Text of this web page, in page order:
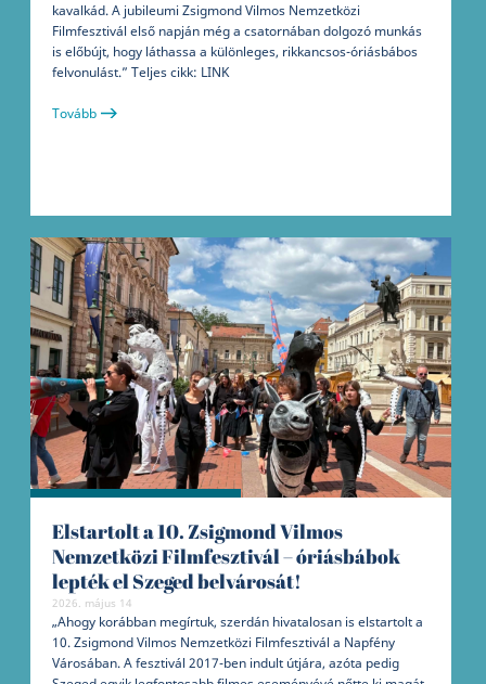
kavalkád. A jubileumi Zsigmond Vilmos Nemzetközi
Filmfesztivál első napján még a csatornában dolgozó munkás
is előbújt, hogy láthassa a különleges, rikkancsos-óriásbábos
felvonulást.” Teljes cikk: LINK
Tovább
Elstartolt a 10. Zsigmond Vilmos
Nemzetközi Filmfesztivál – óriásbábok
lepték el Szeged belvárosát!
2026. május 14
„Ahogy korábban megírtuk, szerdán hivatalosan is elstartolt a
10. Zsigmond Vilmos Nemzetközi Filmfesztivál a Napfény
Városában. A fesztivál 2017-ben indult útjára, azóta pedig